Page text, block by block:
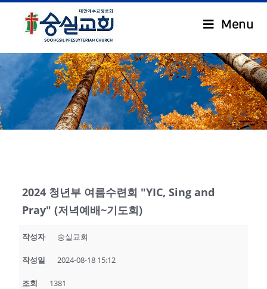
Menu
.
2024 청년부 여름수련회 "YIC, Sing and
Pray" (저녁예배~기도회)
작성자 숭실교회
작성일 2024-08-18 15:12
조회 1381